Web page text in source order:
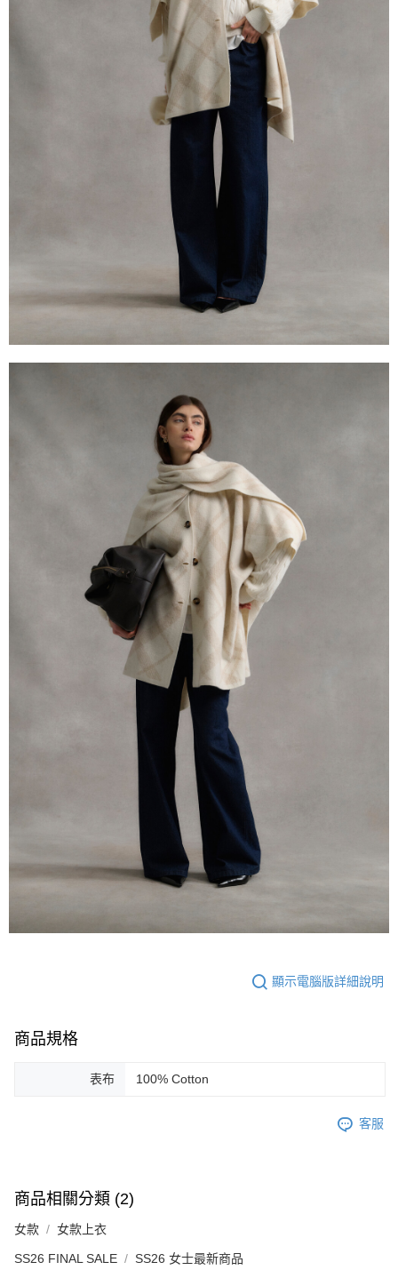
顯示電腦版詳細說明
商品規格
表布 100% Cotton
客服
商品相關分類 (2)
女款 女款上衣
SS26 FINAL SALE SS26 女士最新商品